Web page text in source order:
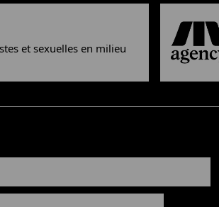
et sexuelles en milieu